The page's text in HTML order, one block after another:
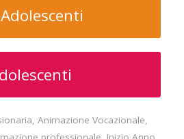
, Animazione Vocazionale,